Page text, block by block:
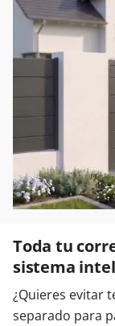
Toda tu
sistema
¿Quieres evitar
separado para